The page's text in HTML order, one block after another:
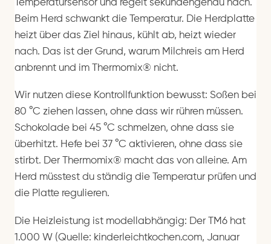
Temperatursensor und regelt sekundengenau nach.
Beim Herd schwankt die Temperatur. Die Herdplatte
heizt über das Ziel hinaus, kühlt ab, heizt wieder
nach. Das ist der Grund, warum Milchreis am Herd
anbrennt und im Thermomix® nicht.
Wir nutzen diese Kontrollfunktion bewusst: Soßen bei
80 °C ziehen lassen, ohne dass wir rühren müssen.
Schokolade bei 45 °C schmelzen, ohne dass sie
überhitzt. Hefe bei 37 °C aktivieren, ohne dass sie
stirbt. Der Thermomix® macht das von alleine. Am
Herd müsstest du ständig die Temperatur prüfen und
die Platte regulieren.
Die Heizleistung ist modellabhängig: Der TM6 hat
1.000 W (Quelle: kinderleichtkochen.com, Januar